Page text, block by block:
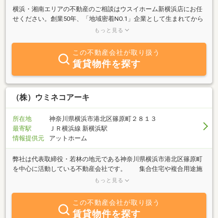
横浜・湘南エリアの不動産のご相談はウスイホーム新横浜店にお任
せください。創業50年、「地域密着NO.1」企業として生まれてから
相続に至るまでの住まいに関する事を一社で解決できるサービスを
もっと見る
この不動産会社が取り扱う
賃貸物件を探す
（株）ウミネコアーキ
所在地
神奈川県横浜市港北区篠原町２８１３
最寄駅
ＪＲ横浜線 新横浜駅
情報提供元
アットホーム
弊社は代表取締役・若林の地元である神奈川県横浜市港北区篠原町
を中心に活動している不動産会社です。 集合住宅や複合用途施
設、店舗兼用住宅、店舗・飲食店などの不動産仲介、管理業務を主
もっと見る
この不動産会社が取り扱う
賃貸物件を探す